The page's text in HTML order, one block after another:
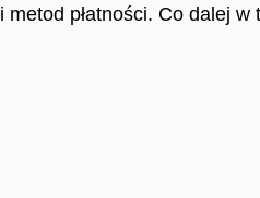
płatności. Co dalej